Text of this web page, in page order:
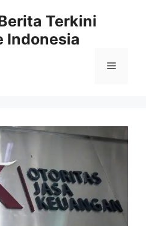
Terkini
Indonesia
Menu